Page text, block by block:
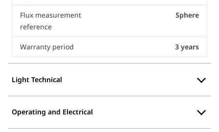
Flux measurement
reference
Sphere
Warranty period 3 years
Light Technical
Operating and Electrical